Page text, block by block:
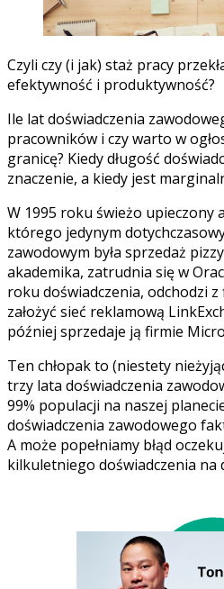
Czyli czy (i jak) staż pracy
efektywność i produktywność?
Ile lat doświadczenia
pracowników i czy warto w
granicę? Kiedy długość
znaczenie, a kiedy jest
W 1995 roku świeżo upieczony
którego jedynym
zawodowym była sprzedaż
akademika, zatrudnia się w
roku doświadczenia, odchodzi
założyć sieć reklamową
później sprzedaje ją firmie
Ten chłopak to (niestety
trzy lata doświadczenia
99% populacji na naszej
doświadczenia zawodowego
A może popełniamy błąd
kilkuletniego doświadczenia na